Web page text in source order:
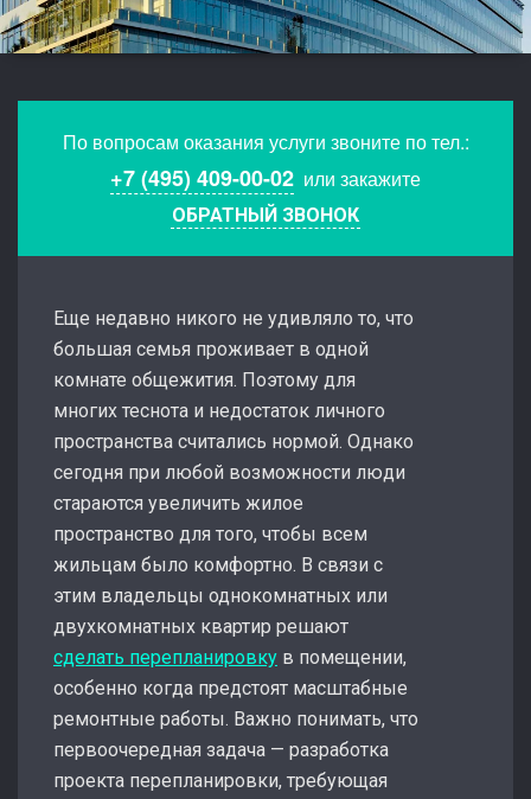
По вопросам оказания услуги звоните по тел.:
+7 (495) 409-00-02 или закажите
ОБРАТНЫЙ ЗВОНОК
Еще недавно никого не удивляло то, что
большая семья проживает в одной
комнате общежития. Поэтому для
многих теснота и недостаток личного
пространства считались нормой. Однако
сегодня при любой возможности люди
стараются увеличить жилое
пространство для того, чтобы всем
жильцам было комфортно. В связи с
этим владельцы однокомнатных или
двухкомнатных квартир решают
сделать перепланировку в помещении,
особенно когда предстоят масштабные
ремонтные работы. Важно понимать, что
первоочередная задача — разработка
проекта перепланировки, требующая